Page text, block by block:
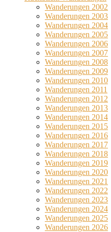
Wanderungen 2002
Wanderungen 2003
Wanderungen 2004
Wanderungen 2005
Wanderungen 2006
Wanderungen 2007
Wanderungen 2008
Wanderungen 2009
Wanderungen 2010
Wanderungen 2011
Wanderungen 2012
Wanderungen 2013
Wanderungen 2014
Wanderungen 2015
Wanderungen 2016
Wanderungen 2017
Wanderungen 2018
Wanderungen 2019
Wanderungen 2020
Wanderungen 2021
Wanderungen 2022
Wanderungen 2023
Wanderungen 2024
Wanderungen 2025
Wanderungen 2026